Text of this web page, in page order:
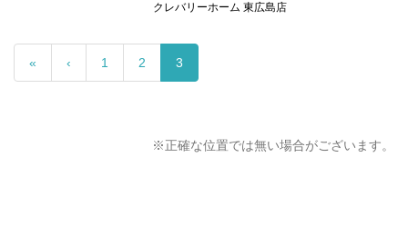
クレバリーホーム 東広島店
« ‹ 1 2 3
※正確な位置では無い場合がございます。